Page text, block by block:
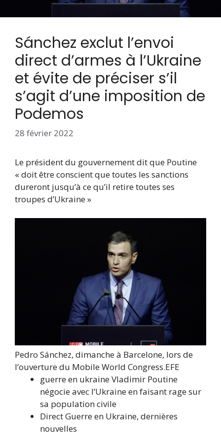
Sánchez exclut l’envoi
direct d’armes à l’Ukraine
et évite de préciser s’il
s’agit d’une imposition de
Podemos
28 février 2022
Le président du gouvernement dit que Poutine
« doit être conscient que toutes les sanctions
dureront jusqu’à ce qu’il retire toutes ses
troupes d’Ukraine »
Pedro Sánchez, dimanche à Barcelone, lors de
l’ouverture du Mobile World Congress.EFE
guerre en ukraineVladimir Poutine
négocie avec l’Ukraine en faisant rage sur
sa population civile
DirectGuerre en Ukraine, dernières
nouvelles